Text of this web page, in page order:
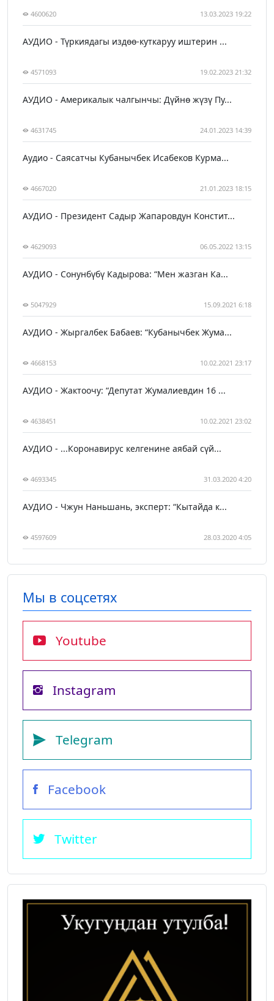
4600620 13.03.2023 19:22
АУДИО - Түркиядагы издөө-куткаруу иштерин ...
4571093 19.02.2023 21:32
АУДИО - Америкалык чалгынчы: Дүйнө жүзү Пу...
4631745 24.01.2023 14:39
Аудио - Саясатчы Кубанычбек Исабеков Курма...
4667020 21.01.2023 18:15
АУДИО - Президент Садыр Жапаровдун Констит...
4629093 06.05.2022 13:15
АУДИО - Сонунбүбү Кадырова: “Мен жазган Ка...
5047929 15.09.2021 6:18
АУДИО - Жыргалбек Бабаев: “Кубанычбек Жума...
4668153 10.02.2021 23:17
АУДИО - Жактоочу: “Депутат Жумалиевдин 16 ...
4638451 10.02.2021 23:02
АУДИО - ...Коронавирус келгенине аябай сүй...
4693345 31.03.2020 4:20
АУДИО - Чжун Наньшань, эксперт: “Кытайда к...
4597609 28.03.2020 4:05
Мы в соцсетях
Youtube
Instagram
Telegram
Facebook
Twitter